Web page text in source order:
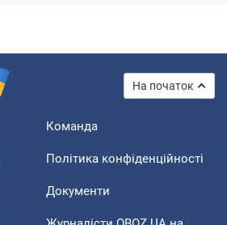
На початок
Команда
Політика конфіденційності
Документи